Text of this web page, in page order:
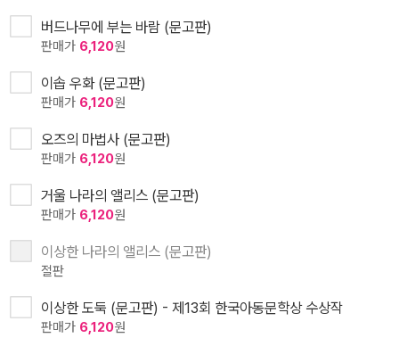
버드나무에 부는 바람 (문고판)
판매가 6,120원
이솝 우화 (문고판)
판매가 6,120원
오즈의 마법사 (문고판)
판매가 6,120원
거울 나라의 앨리스 (문고판)
판매가 6,120원
이상한 나라의 앨리스 (문고판)
절판
이상한 도둑 (문고판) - 제13회 한국아동문학상 수상작
판매가 6,120원